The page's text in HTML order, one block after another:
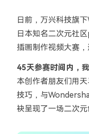
日前，万兴科技旗下
日本知名二次元社区
插画制作视频大赛，
45天参赛时间内，
本创作者朋友们用
技巧，与
袂呈现了一场二次元